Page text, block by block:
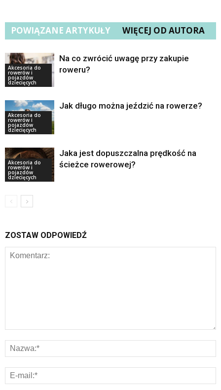
POWIĄZANE ARTYKUŁY WIĘCEJ OD AUTORA
Akcesoria do
rowerów i
pojazdów
dziecięcych
Na co zwrócić uwagę przy zakupie
roweru?
Akcesoria do
rowerów i
pojazdów
dziecięcych
Jak długo można jeździć na rowerze?
Akcesoria do
rowerów i
pojazdów
dziecięcych
Jaka jest dopuszczalna prędkość na
ścieżce rowerowej?
ZOSTAW ODPOWIEDŹ